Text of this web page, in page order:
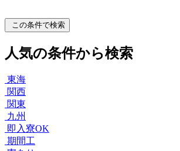
この条件で検索
人気の条件から検索
東海
関西
関東
九州
即入寮OK
期間工